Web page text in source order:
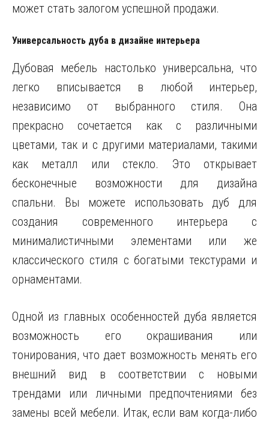
может стать залогом успешной продажи.
Универсальность дуба в дизайне интерьера
Дубовая мебель настолько универсальна, что
легко вписывается в любой интерьер,
независимо от выбранного стиля. Она
прекрасно сочетается как с различными
цветами, так и с другими материалами, такими
как металл или стекло. Это открывает
бесконечные возможности для дизайна
спальни. Вы можете использовать дуб для
создания современного интерьера с
минималистичными элементами или же
классического стиля с богатыми текстурами и
орнаментами.
Одной из главных особенностей дуба является
возможность его окрашивания или
тонирования, что дает возможность менять его
внешний вид в соответствии с новыми
трендами или личными предпочтениями без
замены всей мебели. Итак, если вам когда-либо